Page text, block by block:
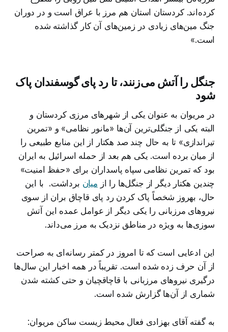
کرده‌اند. کردستان استان هم مرز با عراق است و در دوران
جنگ مین‌های زیادی در زمین‌های آن کار گذاشته شده
است.»
جنگل را آتش می‌زنند، تا رد پای گوسفندان پاک
شود
در مریوان به عنوان یکی از شهرهای مرزی کردستان و
البته یکی از جنگلی‌ترین آن‌ها «مانور نظامی» و «تمرین
تیراندازی» تا به حال چند صد هکتار از این منابع طبیعی را
از میان برده است. یکی هم بعد از حمله اسرائیل به ایران
بود که تمرین نظامی سپاه پاسداران برای «حفظ امنیت»
چندین هکتار دیگر از جنگل‌ها را از میان برداشت. با این
حال، بهروز شخصاً پاک کردن رد پای قاچاق بران از سوی
نیروهای مرزبانی را یکی دیگر از عوامل عمده این آتش
سوزی‌ها به ویژه در مناطق نزدیک به مرز می‌داند.
این ادعایی است که تا امروز در کمتر رسانه‌ای به صراحت
از آن حرف زده شده است. تقریباً در همه اخبار این سال‌ها
درگیری نیروهای مرزبانی با قاچاقچیان و حتی کشته شدن
شماری از آن‌ها گزارش شده است.
به گفته آقای بهزادی فعال محیط زیست ساکن مریوان:‌